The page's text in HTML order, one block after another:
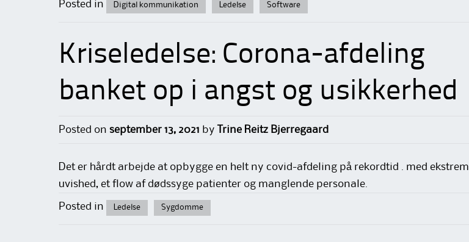
Posted in Digital kommunikation Ledelse Software
Kriseledelse: Corona-afdeling
banket op i angst og usikkerhed
Posted on september 13, 2021 by Trine Reitz Bjerregaard
Det er hårdt arbejde at opbygge en helt ny covid-afdeling på rekordtid . med ekstrem
uvished, et flow af dødssyge patienter og manglende personale.
Posted in Ledelse Sygdomme